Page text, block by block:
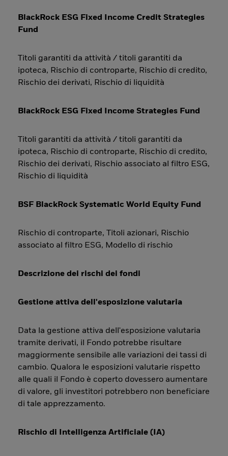
BlackRock ESG Fixed Income Credit Strategies
Fund
Titoli garantiti da attività / titoli garantiti da
ipoteca, Rischio di controparte, Rischio di credito,
Rischio dei derivati, Rischio di liquidità
BlackRock ESG Fixed Income Strategies Fund
Titoli garantiti da attività / titoli garantiti da
ipoteca, Rischio di controparte, Rischio di credito,
Rischio dei derivati, Rischio associato al filtro ESG,
Rischio di liquidità
BSF BlackRock Systematic World Equity Fund
Rischio di controparte, Titoli azionari, Rischio
associato al filtro ESG, Modello di rischio
Descrizione dei rischi dei fondi
Gestione attiva dell'esposizione valutaria
Data la gestione attiva dell'esposizione valutaria
tramite derivati, il Fondo potrebbe risultare
maggiormente sensibile alle variazioni dei tassi di
cambio. Qualora le esposizioni valutarie rispetto
alle quali il Fondo è coperto dovessero aumentare
di valore, gli investitori potrebbero non beneficiare
di tale apprezzamento.
Rischio di Intelligenza Artificiale (IA)